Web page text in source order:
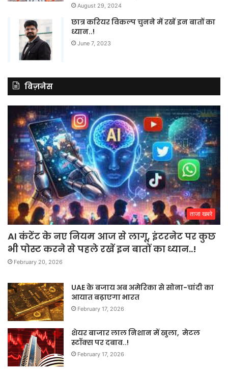
August 29, 2024
छात्र करियर विकल्प चुनने में रखें इन बातों का
ध्यान..!
June 7, 2023
बिज़नेस
ताजा खबरे
AI कंटेंट के नए नियम आज से लागू, इंटरनेट पर कुछ
भी पोस्ट करने से पहले रखें इन बातों का ध्यान..!
February 20, 2026
UAE के बजाय अब अमेरिका से सोना-चांदी का
आयात बढ़ाएगा भारत
February 17, 2026
शेयर बाजार लाल निशान में खुला, मेटल
स्टॉक्स पर दबाव..!
February 17, 2026